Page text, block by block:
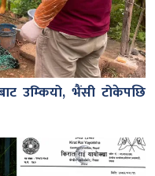
उम्कियो, भैंसी टोकेपछि